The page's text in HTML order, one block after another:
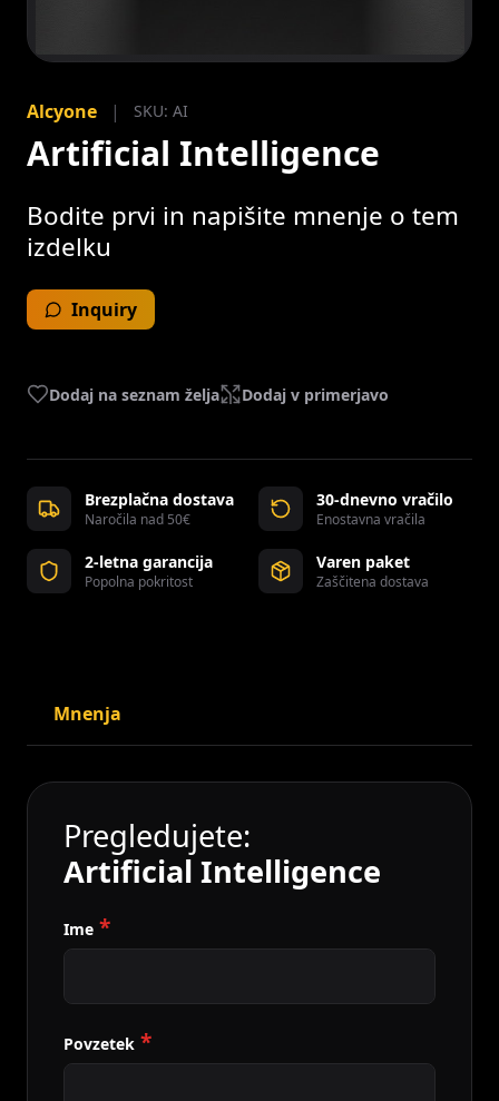
na
začetek
galerije
Alcyone | SKU: AI
Artificial Intelligence
Bodite prvi in napišite mnenje o tem
izdelku
Inquiry
Dodaj na seznam želja Dodaj v primerjavo
Brezplačna dostava
Naročila nad 50€
30-dnevno vračilo
Enostavna vračila
2-letna garancija
Popolna pokritost
Varen paket
Zaščitena dostava
Mnenja
Pregledujete:
Artificial Intelligence
Ime
Povzetek